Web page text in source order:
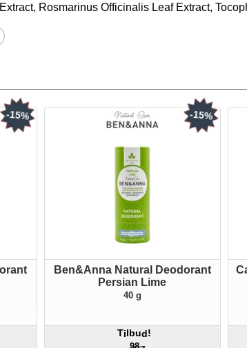
Rosmarinus Officinalis Leaf Extract,
-15%
Ben&Anna Natural Deodorant
Persian Lime
40 g
Tilbud!
-15%